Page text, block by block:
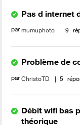
Pas d internet
parmumuphoto 9
Problème de
parChristoTD 5
Débit wifi bas
théorique